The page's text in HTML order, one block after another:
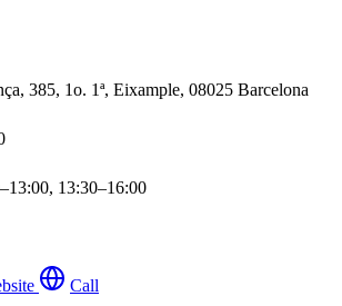
385, 1o. 1ª, Eixample, 08025 Barcelona
13:30–16:00
Call